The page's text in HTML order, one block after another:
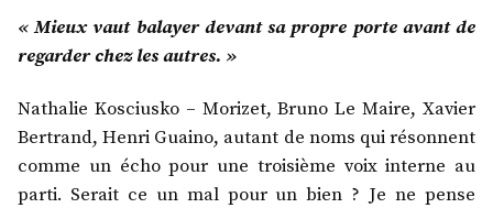
« Mieux vaut balayer devant sa propre porte avant de
regarder chez les autres. »
Nathalie Kosciusko – Morizet, Bruno Le Maire, Xavier
Bertrand, Henri Guaino, autant de noms qui résonnent
comme un écho pour une troisième voix interne au
parti. Serait ce un mal pour un bien ? Je ne pense